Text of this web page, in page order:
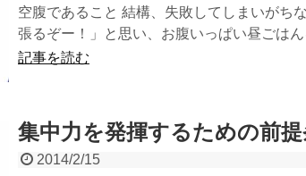
空腹であること 結構、失敗してしまいがち
張るぞー！」と思い、お腹いっぱい昼ごは
記事を読む
集中力を発揮するための前提
2014/2/15